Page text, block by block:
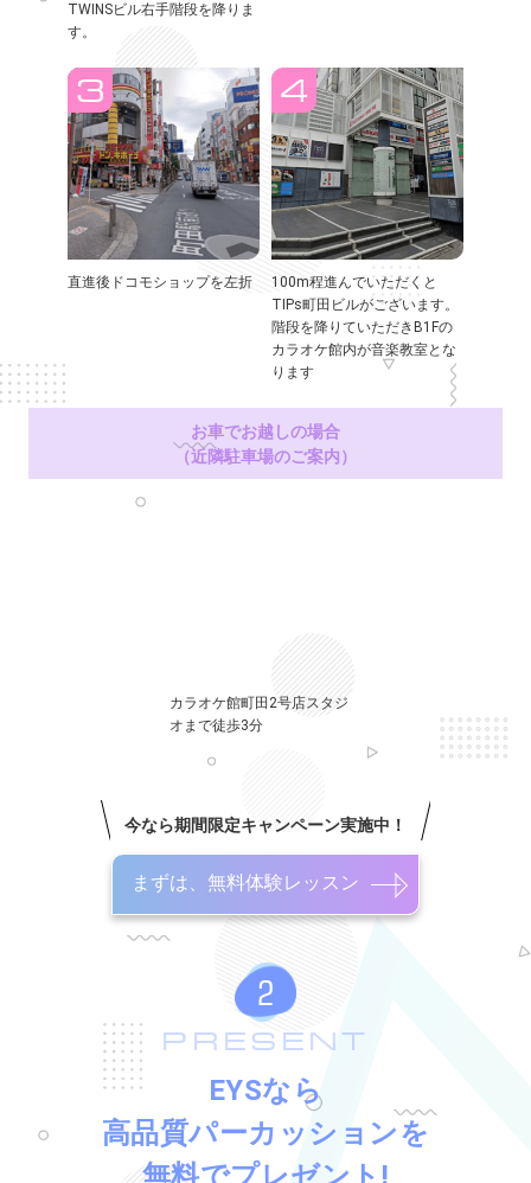
TWINSビル右手階段を降りま
す。
直進後ドコモショップを左折
100m程進んでいただくと
TIPs町田ビルがございます。
階段を降りていただきB1Fの
カラオケ館内が音楽教室とな
ります
お車でお越しの場合
（近隣駐車場のご案内）
カラオケ館町田2号店スタジ
オまで徒歩3分
今なら期間限定キャンペーン実施中！
まずは、無料体験レッスン
PRESENT
EYSなら
高品質パーカッションを
無料でプレゼント!